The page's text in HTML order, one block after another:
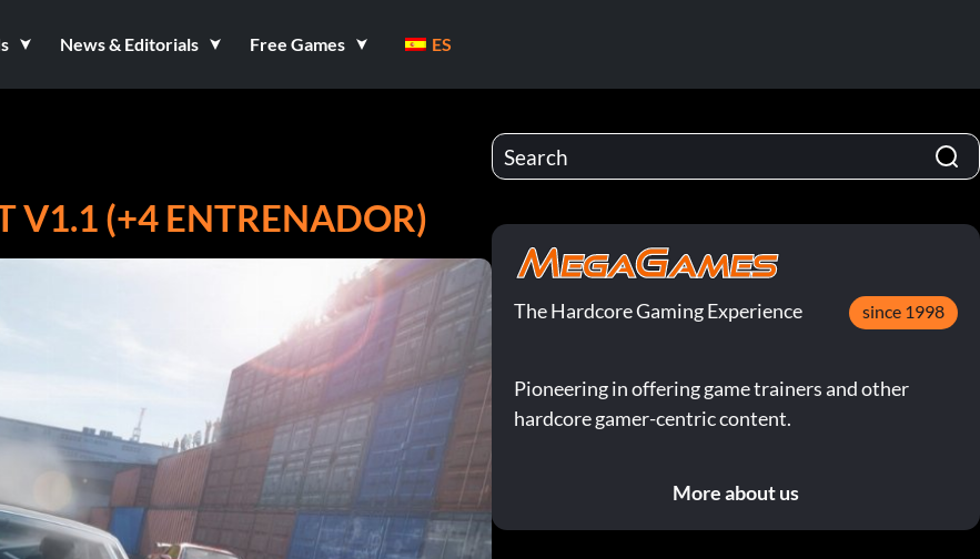
News & Editorials Free Games ES
V1.1 (+4 ENTRENADOR)
The Hardcore Gaming Experience since 1998
Pioneering in offering game trainers and other
hardcore gamer-centric content.
More about us